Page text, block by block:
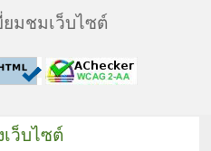
ยมชมเว็บไซต์
ว็บไซต์